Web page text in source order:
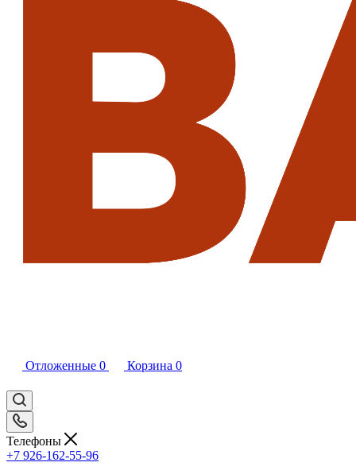
Отложенные 0 Корзина 0
Телефоны
+7 926-162-55-96